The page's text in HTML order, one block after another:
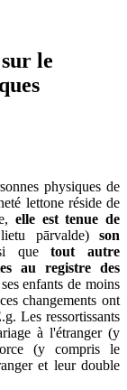
le
physiques de
lettone réside de
elle est tenue de
lietu pārvalde)son
quetout autre
au registre des
enfants de moins
changements ont
Les ressortissants
à l'étranger (y
(y compris le
et leur double